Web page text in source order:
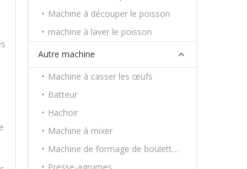
Machine à découper le poisson
machine à laver le poisson
Autre machine
Machine à casser les œufs
Batteur
Hachoir
Machine à mixer
Machine de formage de boulettes